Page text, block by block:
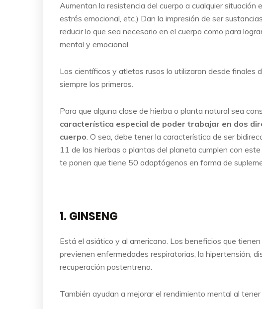
Aumentan la resistencia del cuerpo a cualquier situación
estrés emocional, etc.) Dan la impresión de ser
reducir lo que sea necesario en el cuerpo como para
mental y emocional.
Los científicos y atletas rusos lo utilizaron desde finales
siempre los primeros.
Para que alguna clase de hierba o planta natural sea
característica especial de poder trabajar en dos
cuerpo. O sea, debe tener la característica de ser
11 de las hierbas o plantas del planeta cumplen con
te ponen que tiene 50 adaptógenos en forma de
1. GINSENG
Está el asiático y al americano. Los beneficios que
previenen enfermedades respiratorias, la hipertensión,
recuperación postentreno.
También ayudan a mejorar el rendimiento mental al